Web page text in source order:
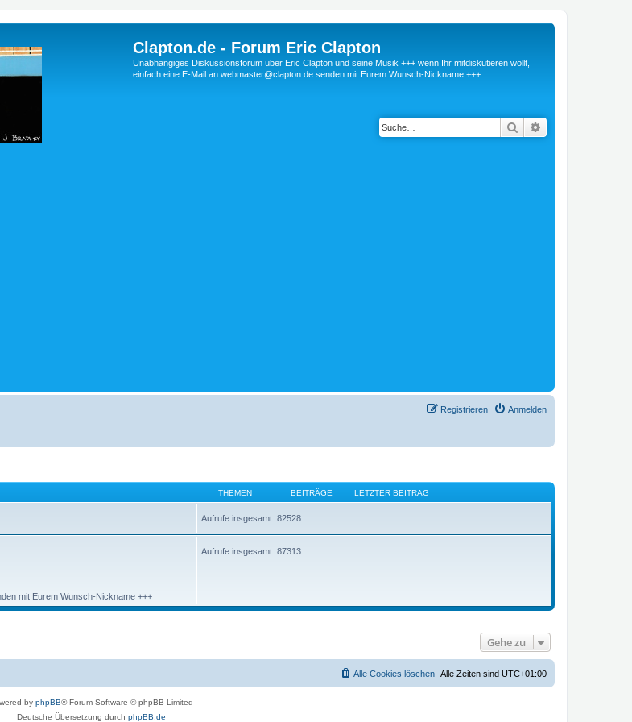
Clapton.de - Forum Eric Clapton
Unabhängiges Diskussionsforum über Eric Clapton und seine Musik +++ wenn Ihr mitdiskutieren wollt,
einfach eine E-Mail an webmaster@clapton.de senden mit Eurem Wunsch-Nickname +++
Suche
Anmelden
Registrieren
THEMEN BEITRÄGE LETZTER BEITRAG
Aufrufe insgesamt: 82528
mit Eurem Wunsch-Nickname +++
Aufrufe insgesamt: 87313
Gehe zu
Alle Zeiten sind UTC+01:00
Alle Cookies löschen
by phpBB® Forum Software © phpBB Limited
Deutsche Übersetzung durch phpBB.de